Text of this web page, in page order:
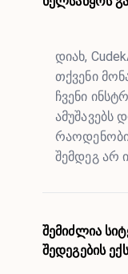
დიახ,
თქვენი
ჩვენი
ამუშავებს
შემდეგ არ
შემიძლია
შედეგების